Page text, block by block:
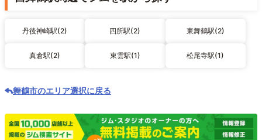
丹後神崎駅(2) 四所駅(2) 東舞鶴駅(2)
真倉駅(2) 東雲駅(1) 松尾寺駅(1)
舞鶴市のエリア選択に戻る